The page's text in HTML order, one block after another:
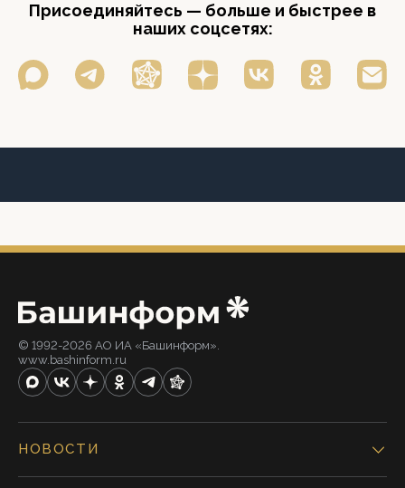
Присоединяйтесь — больше и быстрее в
наших соцсетях:
© 1992-2026 АО ИА «Башинформ».
www.bashinform.ru
НОВОСТИ